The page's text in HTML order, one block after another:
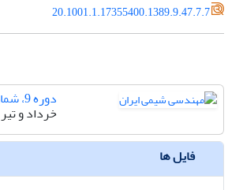
20.1001.1.17355400.1389.9.47.7.7
دوره 9، شماره 47
خرداد و تیر 1389
فایل ها